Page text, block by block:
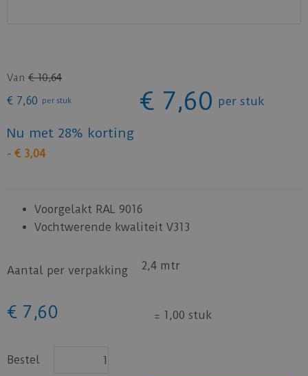
Van € 10,64
€ 7,60 per stuk € 7,60 per stuk
Nu met 28% korting
- € 3,04
Voorgelakt RAL 9016
Vochtwerende kwaliteit V313
Aantal per verpakking 2,4 mtr
€ 7,60 = 1,00 stuk
Bestel